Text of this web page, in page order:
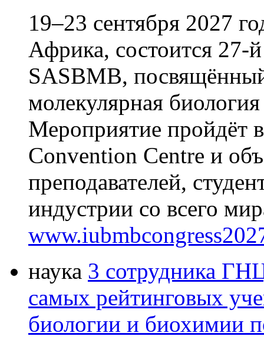
19–23 сентября 2027
Африка, состоится
SASBMB,
молекулярная
Мероприятие пройдёт
Convention Centre и
преподавателей,
индустрии со всего
наука 3 сотрудника
самых рейтинговых
биологии и биохимии